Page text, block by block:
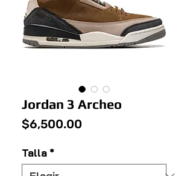
Jordan 3 Archeo
$6,500.00
Talla *